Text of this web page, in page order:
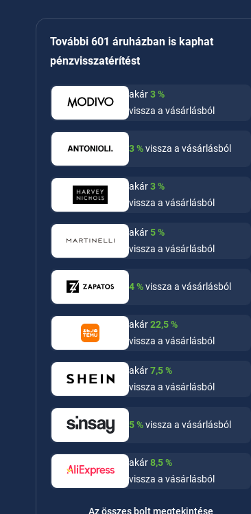
További 601 áruházban is kaphat
pénzvisszatérítést
akár3%
vissza a vásárlásból
3%vissza a vásárlásból
akár3%
vissza a vásárlásból
akár5%
vissza a vásárlásból
4%vissza a vásárlásból
akár22,5%
vissza a vásárlásból
akár7,5%
vissza a vásárlásból
5%vissza a vásárlásból
akár8,5%
vissza a vásárlásból
Az összes bolt megtekintése